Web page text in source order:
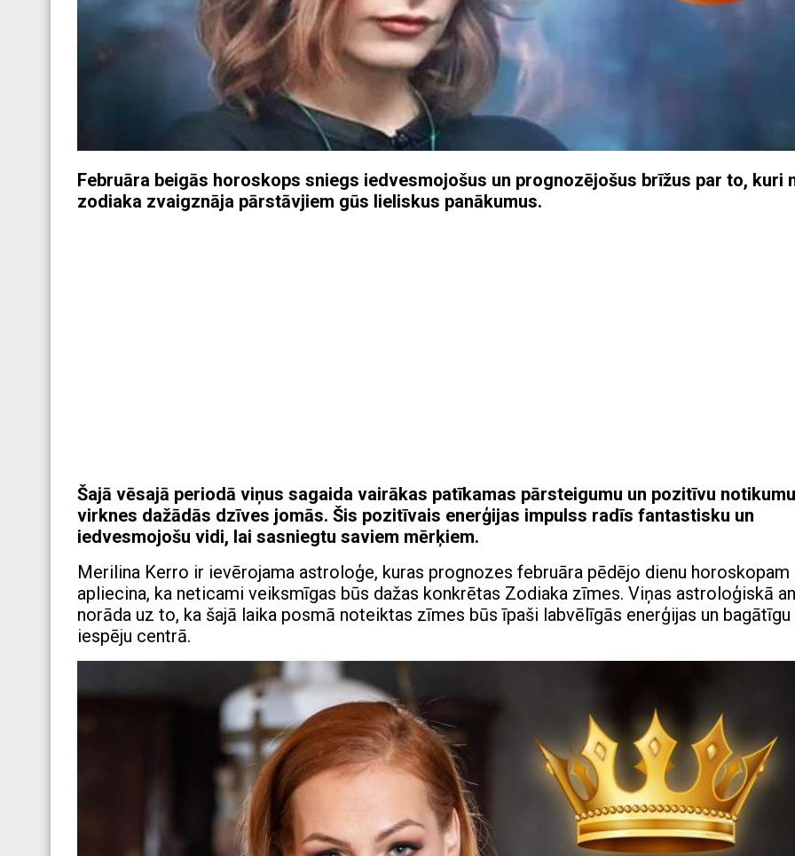
Februāra beigās horoskops sniegs iedvesmojošus un prognozējošus brīžus par to, kuri
zodiaka zvaigznāja pārstāvjiem gūs lieliskus panākumus.
Šajā vēsajā periodā viņus sagaida vairākas patīkamas pārsteigumu un pozitīvu notikumu
virknes dažādās dzīves jomās. Šis pozitīvais enerģijas impulss radīs fantastisku un
iedvesmojošu vidi, lai sasniegtu saviem mērķiem.
Merilina Kerro ir ievērojama astroloģe, kuras prognozes februāra pēdējo dienu horoskopam
apliecina, ka neticami veiksmīgas būs dažas konkrētas Zodiaka zīmes. Viņas astroloģiskā
norāda uz to, ka šajā laika posmā noteiktas zīmes būs īpaši labvēlīgās enerģijas un bagātīgu
iespēju centrā.